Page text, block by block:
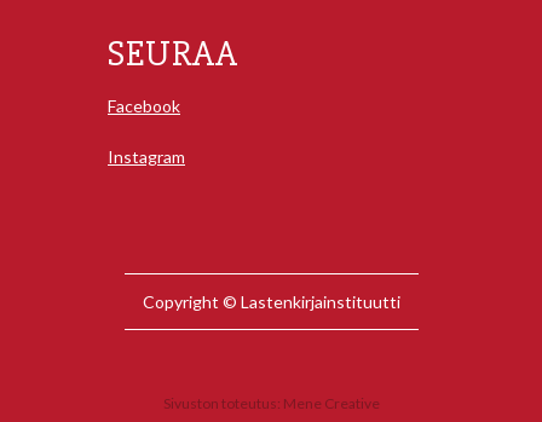
SEURAA
Facebook
Instagram
Copyright © Lastenkirjainstituutti
Sivuston toteutus: Mene Creative